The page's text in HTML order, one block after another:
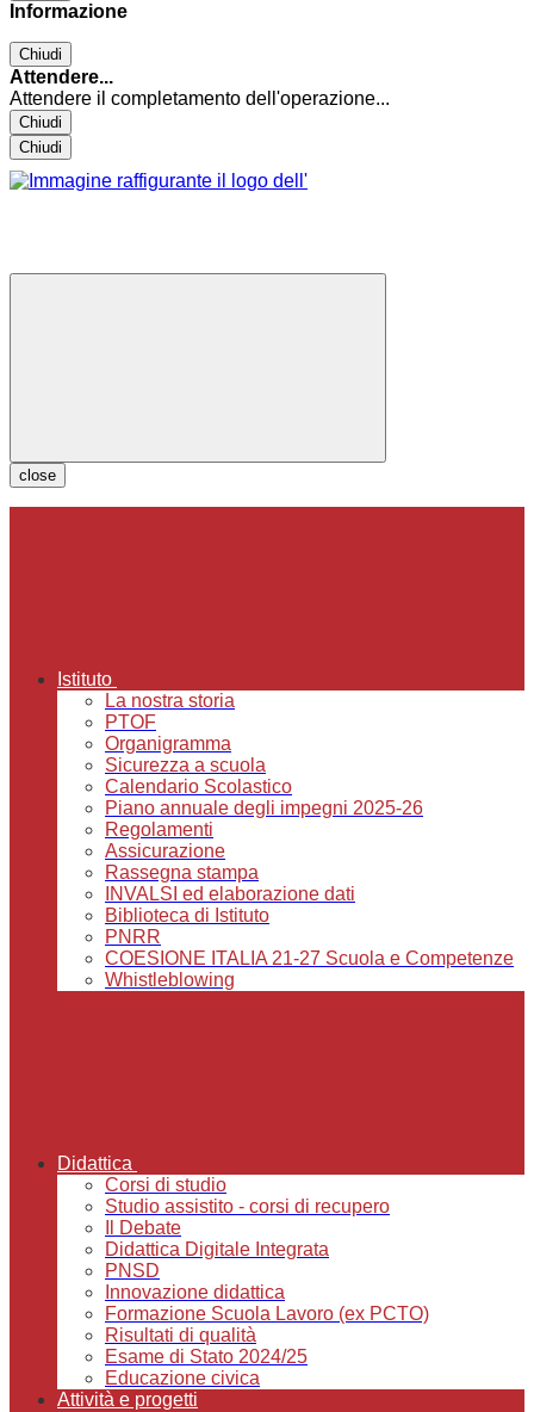
Informazione
Chiudi
Attendere...
Attendere il completamento dell'operazione...
Chiudi
Chiudi
close
Istituto
La nostra storia
PTOF
Organigramma
Sicurezza a scuola
Calendario Scolastico
Piano annuale degli impegni 2025-26
Regolamenti
Assicurazione
Rassegna stampa
INVALSI ed elaborazione dati
Biblioteca di Istituto
PNRR
COESIONE ITALIA 21-27 Scuola e Competenze
Whistleblowing
Didattica
Corsi di studio
Studio assistito - corsi di recupero
Il Debate
Didattica Digitale Integrata
PNSD
Innovazione didattica
Formazione Scuola Lavoro (ex PCTO)
Risultati di qualità
Esame di Stato 2024/25
Educazione civica
Attività e progetti